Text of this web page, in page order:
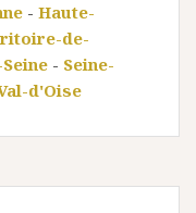
- Haute-
de-
- Seine-
d'Oise